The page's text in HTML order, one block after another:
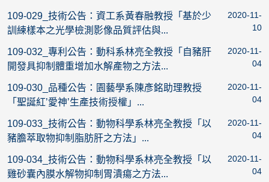
109-029_技術公告：資工系黃春融教授「基於少
訓練樣本之光學檢測影像品質評估與...
2020-11-
10
109-032_專利公告：動科系林亮全教授「自豬肝
開發具抑制體重增加水解產物之方法...
2020-11-
04
109-030_品種公告：園藝學系陳彥銘助理教授
「聖誕紅’愛神’生產技術授權」...
2020-11-
04
109-033_技術公告：動物科學系林亮全教授「以
豬膽萃取物抑制脂肪肝之方法」...
2020-11-
04
109-034_技術公告：動物科學系林亮全教授「以
雞砂囊內膜水解物抑制胃潰瘍之方法...
2020-11-
04